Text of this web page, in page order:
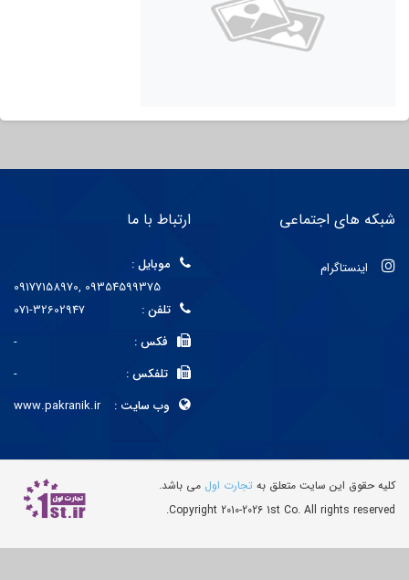
شبکه های اجتماعی
اینستاگرام
ارتباط با ما
موبایل :
09177158970, 09354599375
تلفن :
071-32602947
فکس :
تلفکس :
وب سایت :
www.pakranik.ir
کليه حقوق اين سايت متعلق بهتجارت اولمی باشد.
Copyright 2010-2026 1st Co. All rights reserved.